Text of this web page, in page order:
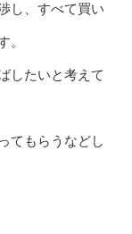
し、すべて買い
。
したいと考えて
てもらうなどし